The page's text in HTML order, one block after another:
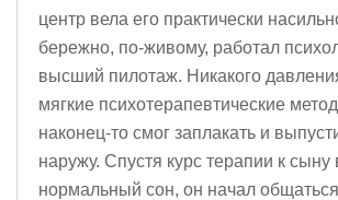
центр вела его практически
бережно, по-живому, работал
высший пилотаж. Никакого
мягкие психотерапевтические
наконец-то смог заплакать и
наружу. Спустя курс терапии к сыну
нормальный сон, он начал